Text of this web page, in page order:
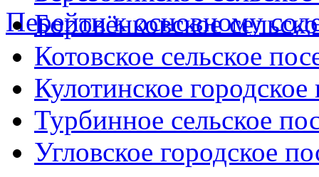
Перейти к основному
Боровёнковское
Котовское сельское
Кулотинское городское
Турбинное сельское
Угловское городское